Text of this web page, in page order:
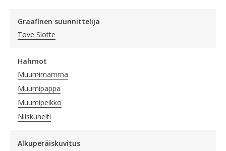
Graafinen suunnittelija
Tove Slotte
Hahmot
Muumimamma
Muumipappa
Muumipeikko
Niiskuneiti
Alkuperäiskuvitus